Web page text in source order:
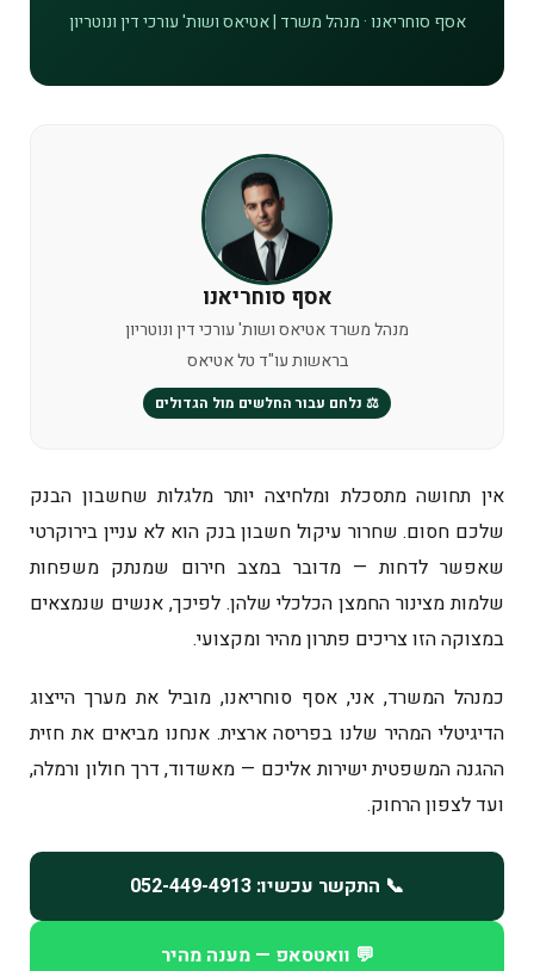
אסף סוחריאנו · מנהל משרד | אטיאס ושות' עורכי דין ונוטריון
אסף סוחריאנו
מנהל משרד אטיאס ושות' עורכי דין ונוטריון
בראשות עו"ד טל אטיאס
⚖️ נלחם עבור החלשים מול הגדולים
אין תחושה מתסכלת ומלחיצה יותר מלגלות שחשבון הבנק
שלכם חסום. שחרור עיקול חשבון בנק הוא לא עניין בירוקרטי
שאפשר לדחות — מדובר במצב חירום שמנתק משפחות
שלמות מצינור החמצן הכלכלי שלהן. לפיכך, אנשים שנמצאים
במצוקה הזו צריכים פתרון מהיר ומקצועי.
כמנהל המשרד, אני, אסף סוחריאנו, מוביל את מערך הייצוג
הדיגיטלי המהיר שלנו בפריסה ארצית. אנחנו מביאים את חזית
ההגנה המשפטית ישירות אליכם — מאשדוד, דרך חולון ורמלה,
ועד לצפון הרחוק.
📞 התקשר עכשיו: 052-449-4913
💬 וואטסאפ — מענה מהיר